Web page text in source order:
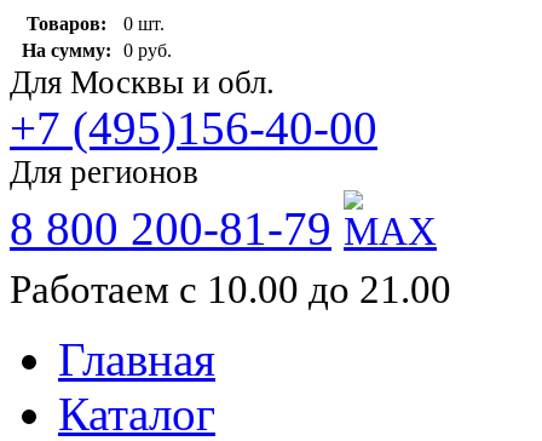
Товаров:
0 шт.
На сумму:
0 руб.
Для Москвы и обл.
+7 (495)156-40-00
Для регионов
8 800 200-81-79
Работаем с 10.00 до 21.00
Главная
Каталог